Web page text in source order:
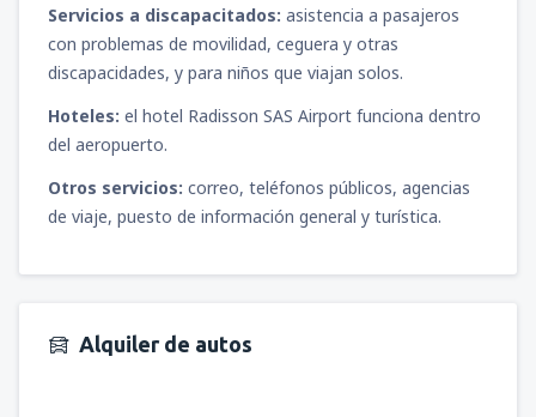
Servicios a discapacitados: asistencia a pasajeros
con problemas de movilidad, ceguera y otras
discapacidades, y para niños que viajan solos.
Hoteles: el hotel Radisson SAS Airport funciona dentro
del aeropuerto.
Otros servicios: correo, teléfonos públicos, agencias
de viaje, puesto de información general y turística.
Alquiler de autos